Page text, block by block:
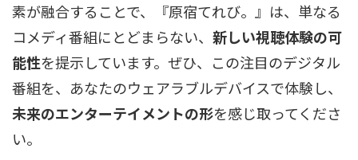
素が融合することで、『原宿てれび。』は、単なる
コメディ番組にとどまらない、 新しい視聴体験の可
能性を提示しています。ぜひ、この注目のデジタル
番組を、あなたのウェアラブルデバイスで体験し、
未来のエンターテイメントの形を感じ取ってくださ
い。